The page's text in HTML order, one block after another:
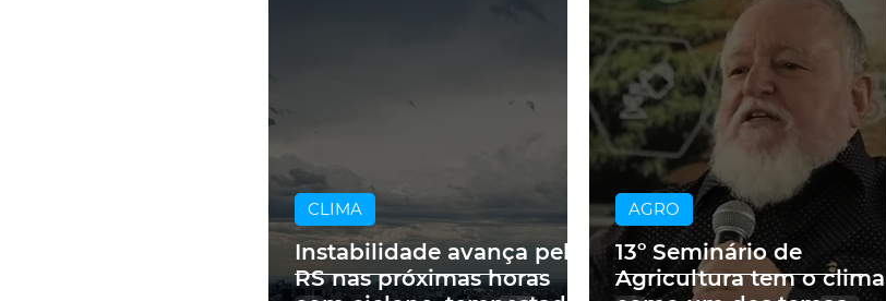
Instabilidade avança pelo
RS nas próximas horas
CLIMA
13º Seminário de
Agricultura tem o clima
AGRO